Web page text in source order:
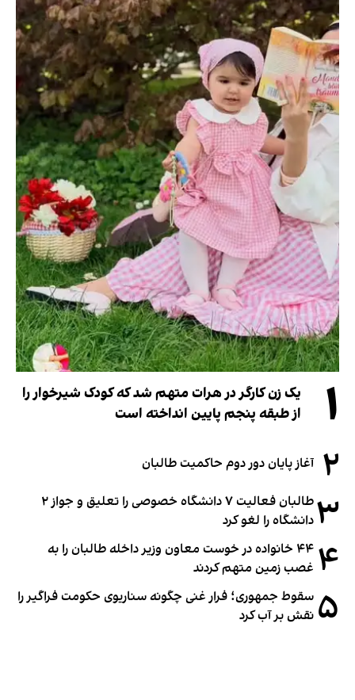
۱
یک زن کارگر در هرات متهم شد که کودک شیرخوار را
از طبقه پنجم پایین انداخته است
۲ آغاز پایان دور دوم حاکمیت طالبان
۳
طالبان فعالیت ۷ دانشگاه خصوصی را تعلیق و جواز ۲
دانشگاه را لغو کرد
۴
۴۴ خانواده در خوست معاون وزیر داخله طالبان را به
غصب زمین متهم کردند
۵ سقوط جمهوری؛ فرار غنی چگونه سناریوی حکومت فراگیر را
نقش بر آب کرد